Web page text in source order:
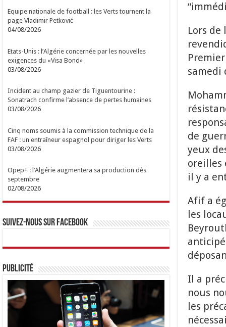
Lors
samedi
de
yeux
oreilles
il y a
Afif a
les
Il a
nous
les
Equipe nationale de football : les Verts tournent la
page Vladimir Petković
04/08/2026
Etats-Unis : l’Algérie concernée par les nouvelles
exigences du «Visa Bond»
03/08/2026
Incident au champ gazier de Tiguentourine :
Sonatrach confirme l’absence de pertes humaines
03/08/2026
Cinq noms soumis à la commission technique de la
FAF : un entraîneur espagnol pour diriger les Verts
03/08/2026
Opep+ : l’Algérie augmentera sa production dès
septembre
02/08/2026
Suivez-nous sur Facebook
Publicité